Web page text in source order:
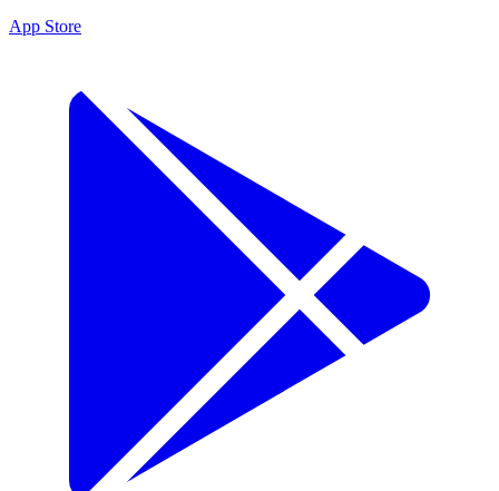
App Store